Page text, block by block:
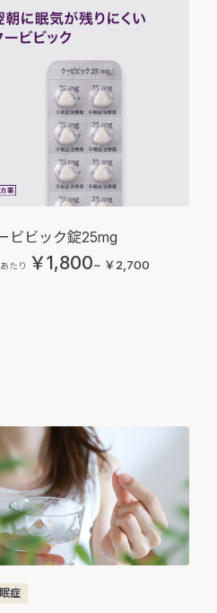
ビビック錠25mg
たり ￥1,800~ ￥2,700
症